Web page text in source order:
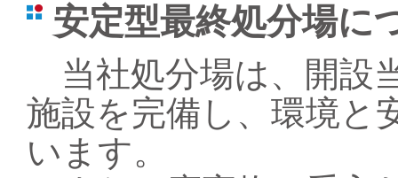
安定型最終処分場に
当社処分場は、開設
施設を完備し、環境と
います。